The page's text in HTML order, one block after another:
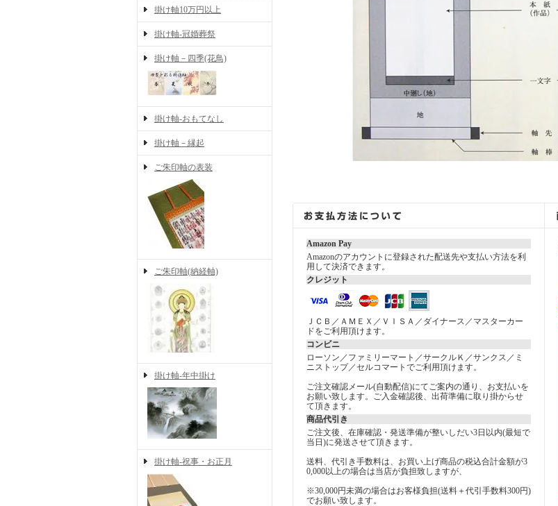
掛け軸10万円以上
掛け軸-冠婚葬祭
掛け軸－四季(花鳥)
掛け軸-おもてなし
掛け軸－縁起
ご朱印軸の表装
ご朱印軸(納経軸)
掛け軸-年中掛け
掛け軸-祝事・お正月
Amazon Pay
Amazonのアカウントに登録された配送先や支払い方法を利
用して決済できます。
クレジット
ＪＣＢ／ＡＭＥＸ／ＶＩＳＡ／ダイナース／マスターカー
ドをご利用頂けます。
コンビニ
ローソン／ファミリーマート／サークルＫ／サンクス／ミ
ニストップ／セルコマートでご利用頂けます。
ご注文確認メール(自動配信)にてご案内の通り、お支払いを
お願い致します。ご入金確認後、出荷準備に取り掛からせ
て頂きます。
商品代引き
ご注文後、在庫確認・発送準備が整いしだい3日以内(最短で
当日)に発送させて頂きます。
送料、代引き手数料は、お買い上げ商品の税込合計金額が3
0,000以上の場合は当店が負担致しますが、
※30,000円未満の場合はお客様負担(送料＋代引手数料300円)
でお願い致します。